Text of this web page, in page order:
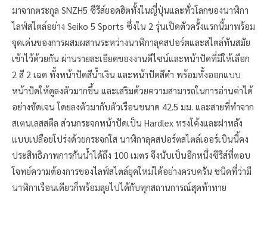
มาจากตระกูล SNZH5 ซีรีส์ยอดฮิตทั้งในญี่ปุ่นและทั่วโลกของนาฬิกา
ไลฟ์สไตล์อย่าง Seiko 5 Sports ซึ่งใน 2 รุ่นเปิดตัวครั้งแรกนี้มาพร้อม
จุดเด่นของการผสมผสานระหว่างนาฬิกาลุคสปอร์ตและสไตล์ทันสมัย
เข้าไว้ด้วยกัน ผ่านรายละเอียดของงานดีไซน์และหน้าปัดที่มีให้เลือก
2 สี 2 เฉด ทั้งหน้าปัดสีน้ำเงิน และหน้าปัดสีดำ พร้อมทั้งออกแบบ
หน้าปัดให้ดูลงตัวมากขึ้น และเสริมด้วยความสามารถในการอ่านค่าได้
อย่างชัดเจน โดยลงตัวมากับตัวเรือนขนาด 42.5 มม. และสายที่ทำจาก
สเตนเลสสตีล ส่วนกระจกหน้าปัดเป็น Hardlex ทรงโค้งและฝาหลัง
แบบเปลือยโปร่งด้วยกระจกใส นาฬิกาลุคสปอร์ตสไตล์เออร์เบินนี้คง
ประสิทธิภาพการกันน้ำได้ถึง 100 เมตร จึงนับเป็นอีกหนึ่งซีรีส์ที่ตอบ
โจทย์ความต้องการของไลฟ์สไตล์ยุคใหม่ได้อย่างครบครัน ชนิดที่ว่ามี
นาฬิกาเรือนเดียวก็พร้อมลุยไปได้กับทุกสถานการณ์สุดท้าทาย